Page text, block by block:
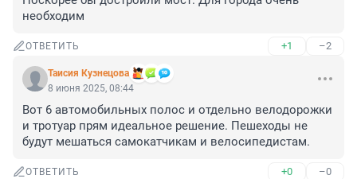
необходим
ОТВЕТИТЬ +1 –2
Таисия Кузнецова
8 июня 2025, 08:44
Вот 6 автомобильных полос и отдельно велодорожки
и тротуар прям идеальное решение. Пешеходы не
будут мешаться самокатчикам и велосипедистам.
ОТВЕТИТЬ +0 –0